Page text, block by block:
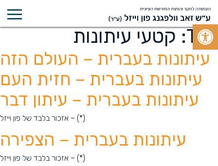
Open toolbar
Tag: קטעי עיתונות
עיתונות בעברית – העולם הזה
עיתונות בעברית – חזית העם
עיתונות בעברית – עיתון דבר
(*) – אזכור בלבד של פון וייזל
עיתונות בעברית – הצפירה
(*) – אזכור בלבד של פון וייזל